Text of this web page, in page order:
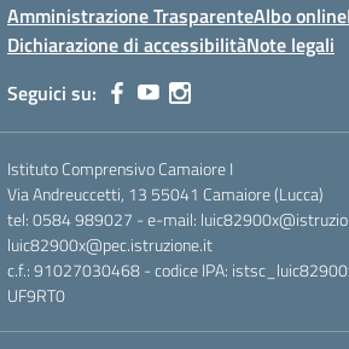
Amministrazione TrasparenteAlbo online
Dichiarazione di accessibilitàNote legali
Seguici su:
Istituto Comprensivo Camaiore I
Via Andreuccetti, 13 55041 Camaiore (Lucca)
tel: 0584 989027 - e-mail:
luic82900x@pec.istruzione.it
c.f.: 91027030468 - codice IPA:
UF9RT0